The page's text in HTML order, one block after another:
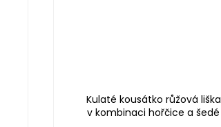
Kulaté kousátko růžová liška
v kombinaci hořčice a šedé